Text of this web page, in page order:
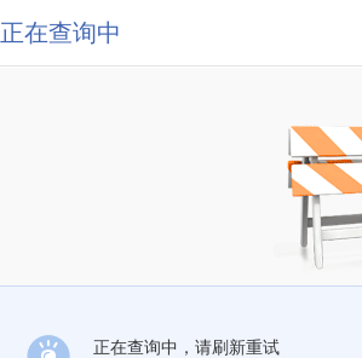
正在查询中
正在查询中，请刷新重试